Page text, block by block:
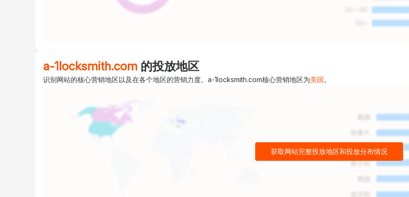
a-1locksmith.com 的投放地区
识别网站的核心营销地区以及在各个地区的营销力度。a-1locksmith.com核心营销地区为美国。
获取网站完整投放地区和投放分布情况